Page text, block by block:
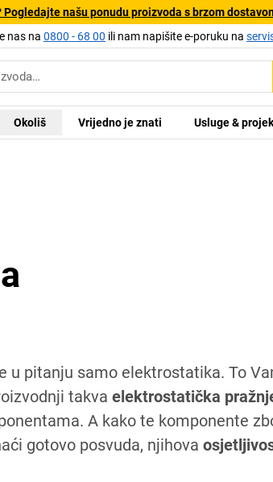
našu ponudu proizvoda s brzom
nas na 0800 - 68 00 ili nam napišite e-poruku na
Okoliš Vrijedno je znati Usluge &
u pitanju samo elektrostatika. To
takva elektrostatička
A kako te komponente
gotovo posvuda, njihova